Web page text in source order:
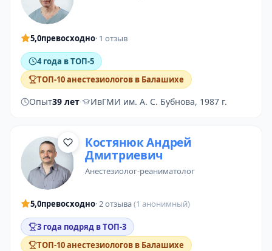
5,0превосходно· 1 отзыв
4 года в ТОП-5
ТОП-10 анестезиологов в Балашихе
Опыт39 лет· ИвГМИ им. А. С. Бубнова, 1987 г.
Костянюк Андрей
Дмитриевич
анестезиолог-реаниматолог
5,0превосходно· 2 отзыва(1 анонимный)
3 года подряд в ТОП-3
ТОП-10 анестезиологов в Балашихе